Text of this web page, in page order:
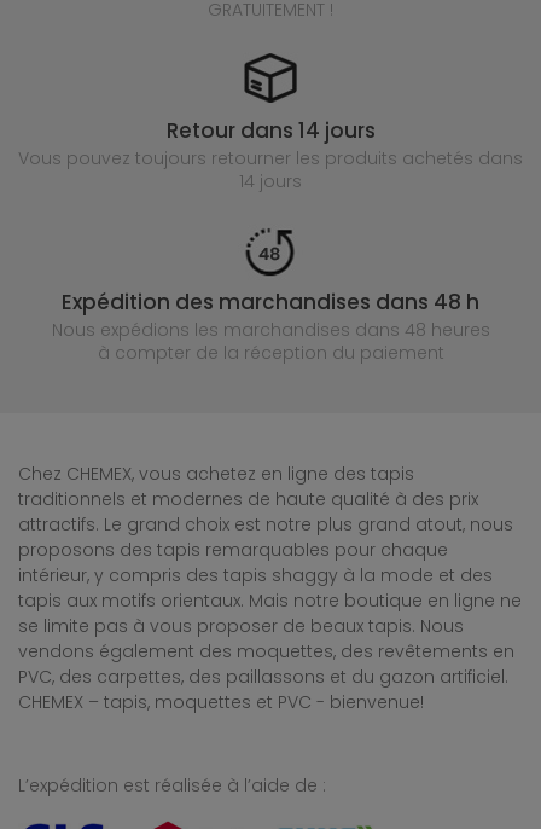
GRATUITEMENT !
Retour dans 14 jours
Vous pouvez toujours retourner les produits achetés dans
14 jours
Expédition des marchandises dans 48 h
Nous expédions les marchandises dans 48 heures
à compter de la réception du paiement
Chez CHEMEX, vous achetez en ligne des tapis
traditionnels et modernes de haute qualité à des prix
attractifs. Le grand choix est notre plus grand atout, nous
proposons des tapis remarquables pour chaque
intérieur, y compris des tapis shaggy à la mode et des
tapis aux motifs orientaux. Mais notre boutique en ligne ne
se limite pas à vous proposer de beaux tapis. Nous
vendons également des moquettes, des revêtements en
PVC, des carpettes, des paillassons et du gazon artificiel.
CHEMEX – tapis, moquettes et PVC - bienvenue!
L’expédition est réalisée à l’aide de :